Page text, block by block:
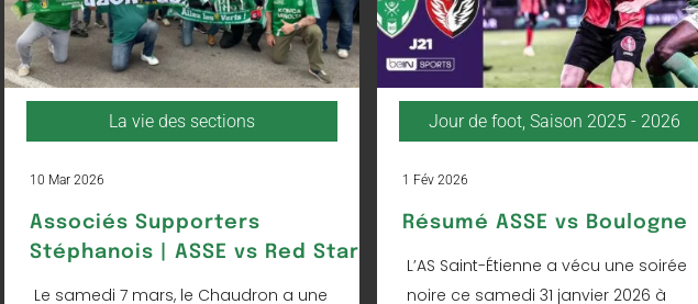
La vie des sections
10 Mar 2026
Associés Supporters
Stéphanois | ASSE vs Red Star
Le samedi 7 mars, le Chaudron a une
Jour de foot Saison 2025 - 2026
1 Fév 2026
Résumé ASSE vs Boulogne
L’AS Saint-Étienne a vécu une soirée
noire ce samedi 31 janvier 2026 à